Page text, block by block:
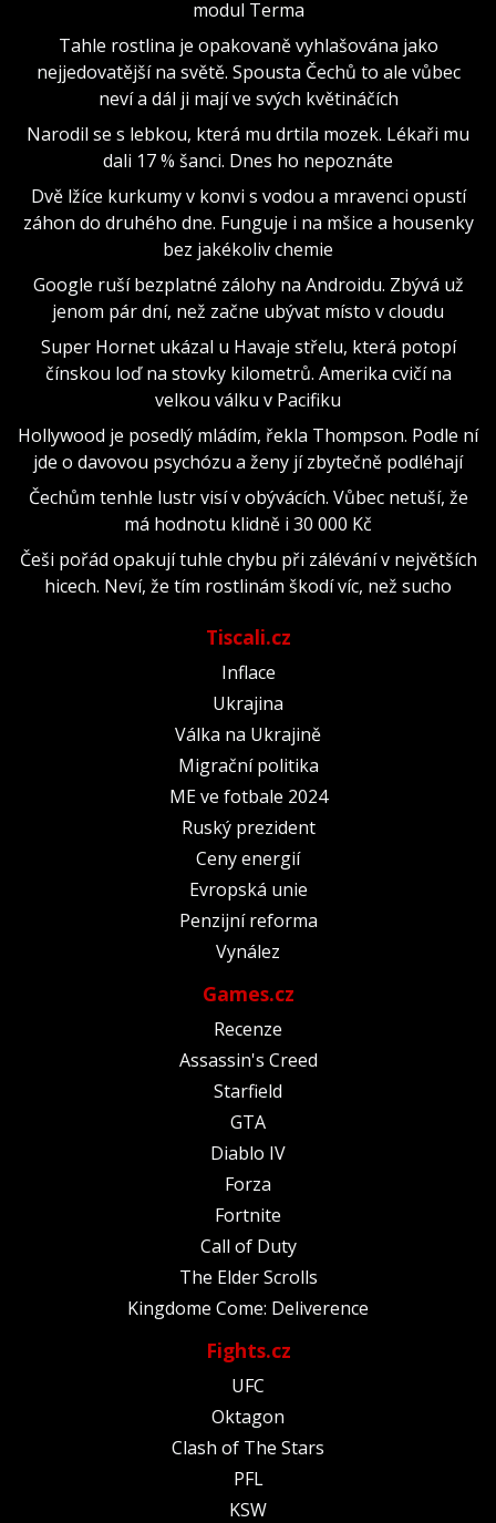
modul Terma
Tahle rostlina je opakovaně vyhlašována jako
nejjedovatější na světě. Spousta Čechů to ale vůbec
neví a dál ji mají ve svých květináčích
Narodil se s lebkou, která mu drtila mozek. Lékaři mu
dali 17 % šanci. Dnes ho nepoznáte
Dvě lžíce kurkumy v konvi s vodou a mravenci opustí
záhon do druhého dne. Funguje i na mšice a housenky
bez jakékoliv chemie
Google ruší bezplatné zálohy na Androidu. Zbývá už
jenom pár dní, než začne ubývat místo v cloudu
Super Hornet ukázal u Havaje střelu, která potopí
čínskou loď na stovky kilometrů. Amerika cvičí na
velkou válku v Pacifiku
Hollywood je posedlý mládím, řekla Thompson. Podle ní
jde o davovou psychózu a ženy jí zbytečně podléhají
Čechům tenhle lustr visí v obývácích. Vůbec netuší, že
má hodnotu klidně i 30 000 Kč
Češi pořád opakují tuhle chybu při zálévání v největších
hicech. Neví, že tím rostlinám škodí víc, než sucho
Tiscali.cz
Inflace
Ukrajina
Válka na Ukrajině
Migrační politika
ME ve fotbale 2024
Ruský prezident
Ceny energií
Evropská unie
Penzijní reforma
Vynález
Games.cz
Recenze
Assassin's Creed
Starfield
GTA
Diablo IV
Forza
Fortnite
Call of Duty
The Elder Scrolls
Kingdome Come: Deliverence
Fights.cz
UFC
Oktagon
Clash of The Stars
PFL
KSW